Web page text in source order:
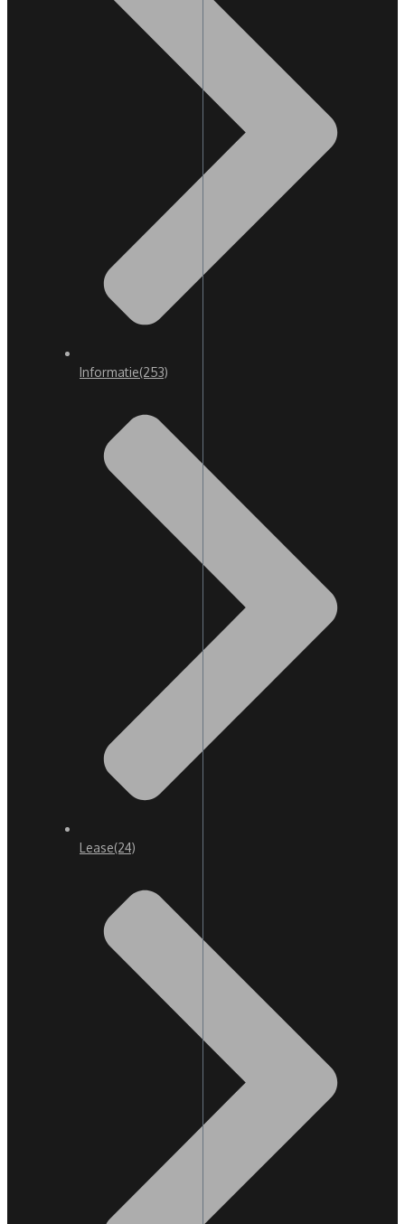
Informatie(253)
Lease(24)